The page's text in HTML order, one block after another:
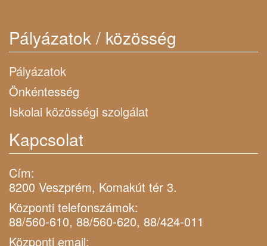
Pályázatok / közösség
Pályázatok
Önkéntesség
Iskolai közösségi szolgálat
Kapcsolat
Cím:
8200 Veszprém, Komakút tér 3.
Központi telefonszámok:
88/560-610, 88/560-620, 88/424-011
Központi email: